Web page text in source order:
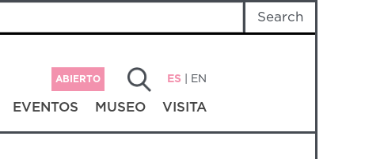
ABIERTO ES EN
EVENTOS MUSEO VISITA